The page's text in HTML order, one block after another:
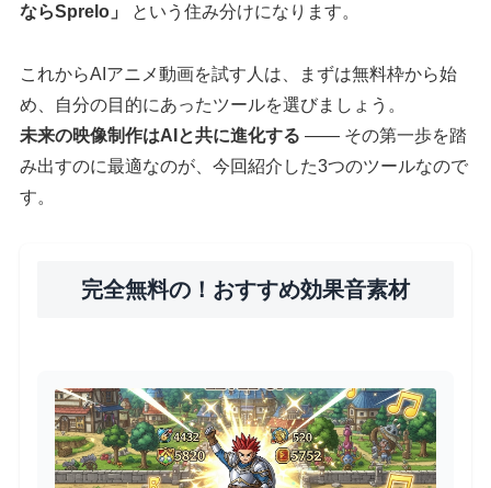
ならSprelo」
という住み分けになります。
これからAIアニメ動画を試す人は、まずは無料枠から始
め、自分の目的にあったツールを選びましょう。
未来の映像制作はAIと共に進化する —— その第一歩を踏
み出すのに最適なのが、今回紹介した3つのツールなので
す。
完全無料の！おすすめ効果音素材